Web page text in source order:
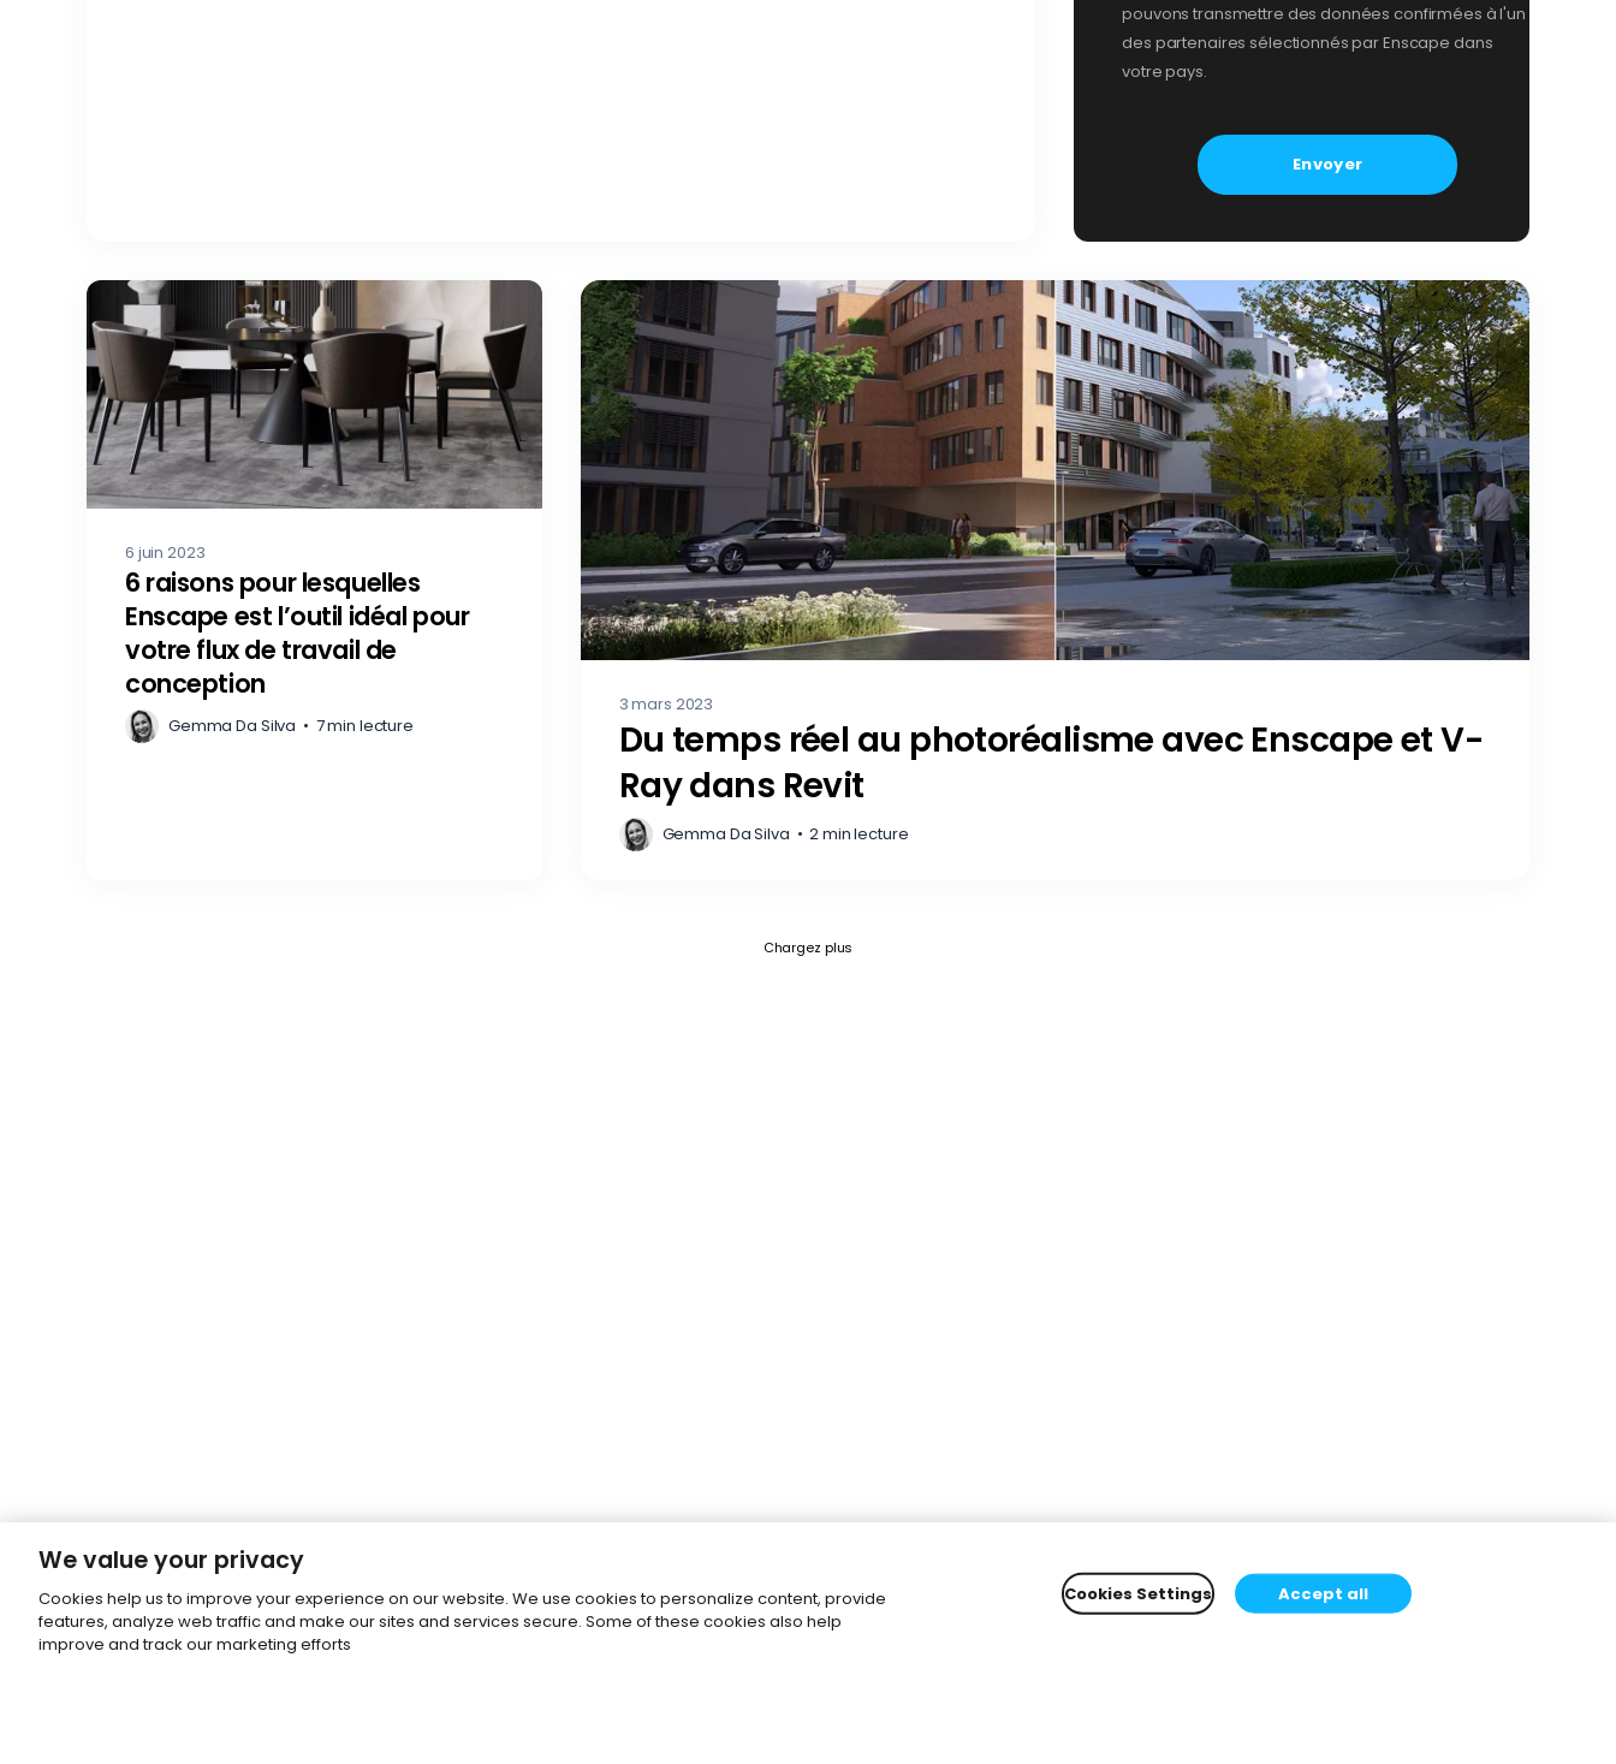
pouvons transmettre des données confirmées à l'un
des partenaires sélectionnés par Enscape dans
votre pays.
6 juin 2023
6 raisons pour lesquelles
Enscape est l’outil idéal pour
votre flux de travail de
conception
Gemma Da Silva • 7 min lecture
3 mars 2023
Du temps réel au photoréalisme avec Enscape et V-
Ray dans Revit
Gemma Da Silva • 2 min lecture
Chargez plusFetch failed (404) for https://blog.chaos.com/fr/tag/architecture/page/2
We value your privacy
Cookies help us to improve your experience on our website. We use cookies to personalize content, provide
features, analyze web traffic and make our sites and services secure. Some of these cookies also help
improve and track our marketing efforts
Cookies Settings Accept all